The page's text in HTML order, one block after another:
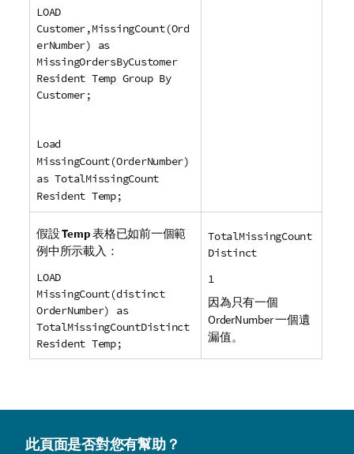
LOAD
Customer,MissingCount(Ord
erNumber) as
MissingOrdersByCustomer
Resident Temp Group By
Customer;
Load
MissingCount(OrderNumber)
as TotalMissingCount
Resident Temp;
假設Temp表格已如前一個範
例中所示載入：
LOAD
MissingCount(distinct
OrderNumber) as
TotalMissingCountDistinct
Resident Temp;
TotalMissingCount
Distinct
1
因為只有一個
OrderNumber一個遺
漏值。
此頁面是否對您有幫助？